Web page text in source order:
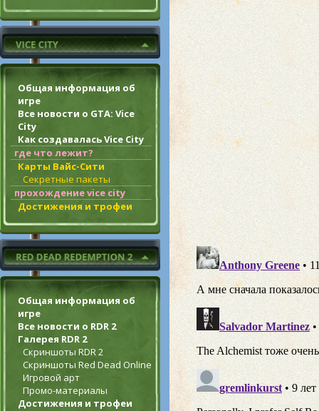
Общая информация об
игре
Все новости о GTA: Vice
City
Как создавалась Vice City
где что лежит?
Карты Вайс-Сити
Секретные пакеты
прохождение vice city
Достижения и трофеи
Общая информация об
игре
Все новости о RDR 2
Галерея RDR 2
Скриншоты RDR 2
Скриншоты Red Dead Online
Игровой арт
Промо-материалы
Достижения и трофеи